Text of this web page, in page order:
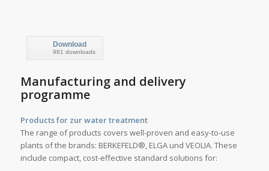
Download
981 downloads
Manufacturing and delivery
programme
Products for zur water treatment
The range of products covers well-proven and easy-to-use
plants of the brands: BERKEFELD®, ELGA und VEOLIA. These
include compact, cost-effective standard solutions for: